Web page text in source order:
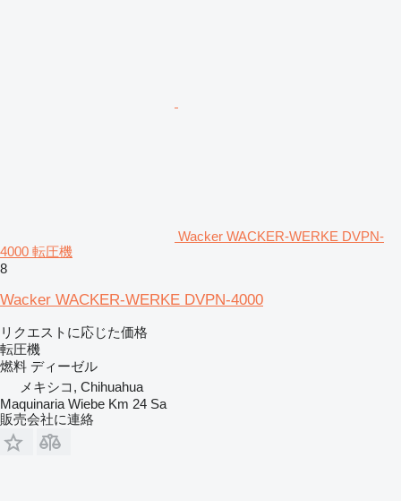
Wacker WACKER-WERKE DVPN-
4000 転圧機
8
Wacker WACKER-WERKE DVPN-4000
リクエストに応じた価格
転圧機
燃料 ディーゼル
メキシコ, Chihuahua
Maquinaria Wiebe Km 24 Sa
販売会社に連絡